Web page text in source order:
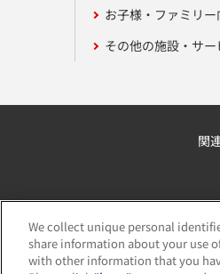
お子様・ファミリ
その他の施設・サー
関
We collect unique personal
share information about your use
with other information that you